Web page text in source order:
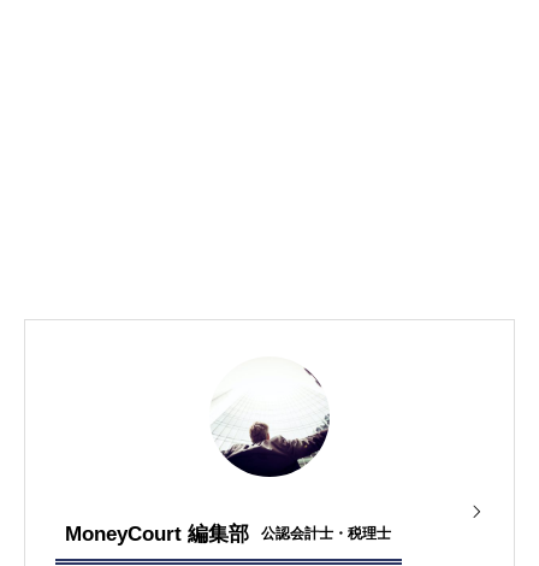
MoneyCourt 編集部 公認会計士・税理士